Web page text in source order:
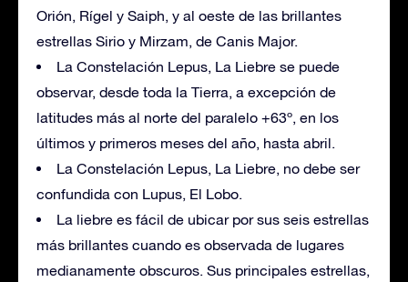
Orión, Rígel y Saiph, y al oeste de las brillantes
estrellas Sirio y Mirzam, de Canis Major.
La Constelación Lepus, La Liebre se puede
observar, desde toda la Tierra, a excepción de
latitudes más al norte del paralelo +63º, en los
últimos y primeros meses del año, hasta abril.
La Constelación Lepus, La Liebre, no debe ser
confundida con Lupus, El Lobo.
La liebre es fácil de ubicar por sus seis estrellas
más brillantes cuando es observada de lugares
medianamente obscuros. Sus principales estrellas,